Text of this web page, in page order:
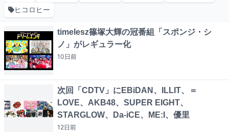
ヒコロヒー
timelesz篠塚大輝の冠番組「スポンジ・シ
ノ」がレギュラー化
10日前
次回「CDTV」にEBiDAN、ILLIT、＝
LOVE、AKB48、SUPER EIGHT、
STARGLOW、Da-iCE、ME:I、優里
12日前